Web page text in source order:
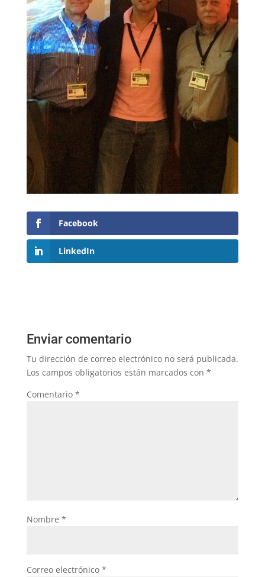
Facebook
LinkedIn
Enviar comentario
Tu dirección de correo electrónico no será publicada.
Los campos obligatorios están marcados con *
Comentario *
Nombre *
Correo electrónico *